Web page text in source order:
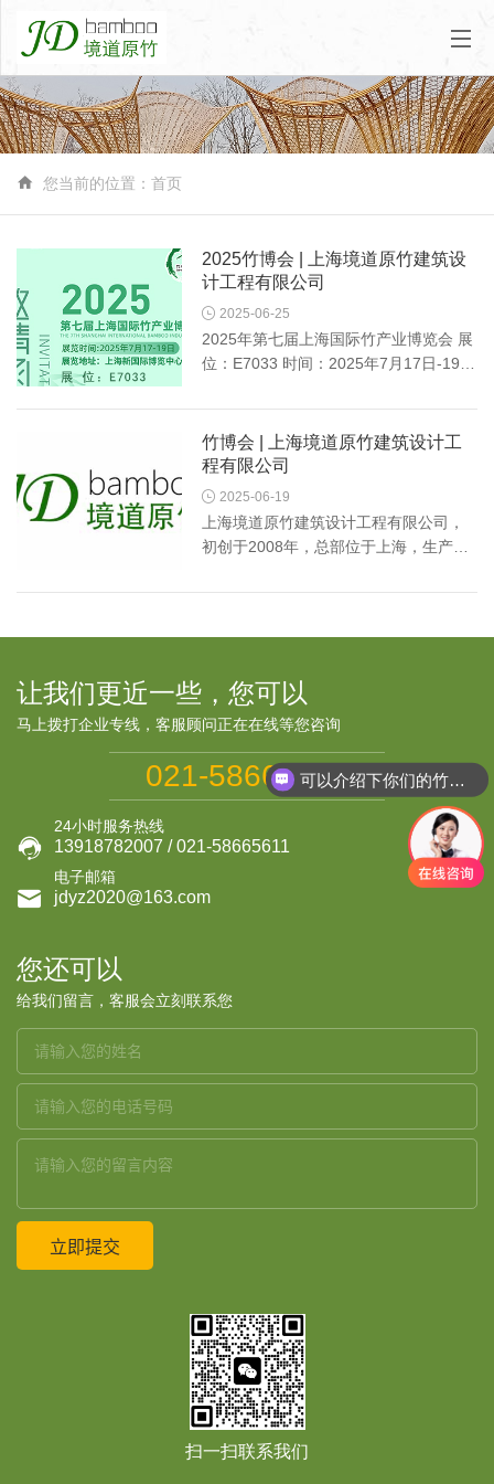
 您当前的位置： 首页
2025竹博会 | 上海境道原竹建筑设
计工程有限公司
 2025-06-25
2025年第七届上海国际竹产业博览会 展
位：E7033 时间：2025年7月17日-19日
道原竹建筑设计工程有限公司，初创于
2008年，总部位于上海，生产基地位于
浙江安吉。作为国内领先的...
竹博会 | 上海境道原竹建筑设计工
程有限公司
 2025-06-19
上海境道原竹建筑设计工程有限公司，
初创于2008年，总部位于上海，生产基
建筑系统服务商，公司专注于竹材与现
让我们更近一些，您可以
马上拨打企业专线，客服顾问正在在线等您咨询
021-58665611

24小时服务热线
13918782007 / 021-58665611

电子邮箱
jdyz2020@163.com
您还可以
给我们留言，客服会立刻联系您
扫一扫联系我们
可以介绍下你们的竹建筑产品么